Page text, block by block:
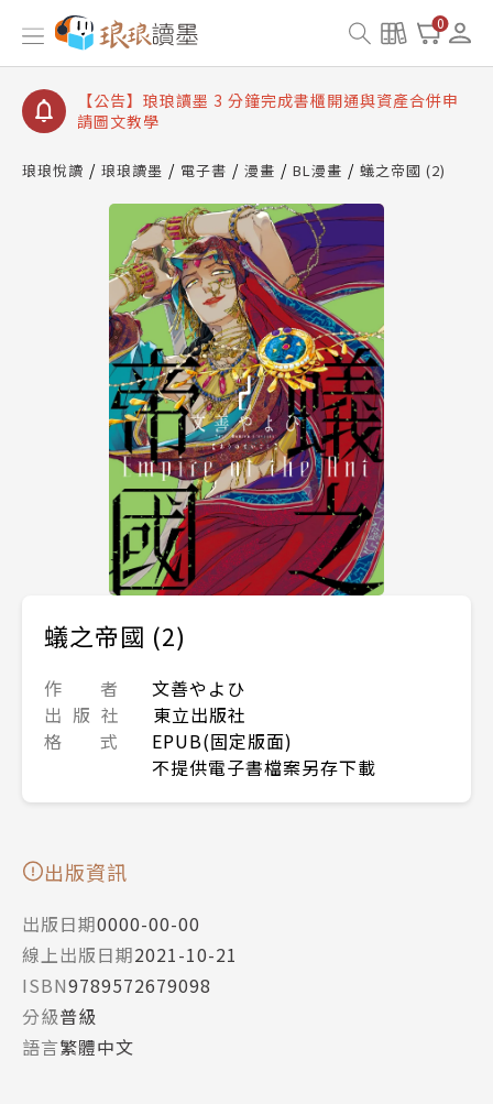
0
【公告】琅琅讀墨數位閱讀資產合併與書櫃開通申請
【公告】琅琅讀墨書櫃開通常見問題
【公告】琅琅讀墨 3 分鐘完成書櫃開通與資產合併申
請圖文教學
查詢
【公告】琅琅讀墨數位閱讀資產合併與書櫃開通申請
琅琅悅讀 琅琅讀墨 電子書 漫畫 BL漫畫 蟻之帝國 (2)
蟻之帝國 (2)
作 者
文善やよひ
出 版 社
東立出版社
格 式
EPUB(固定版面)
不提供電子書檔案另存下載
出版資訊
出版日期0000-00-00
線上出版日期2021-10-21
ISBN9789572679098
分級普級
語言繁體中文